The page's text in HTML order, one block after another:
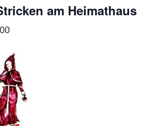
am Heimathaus